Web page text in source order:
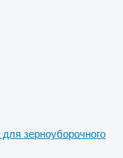
зерноуборочного